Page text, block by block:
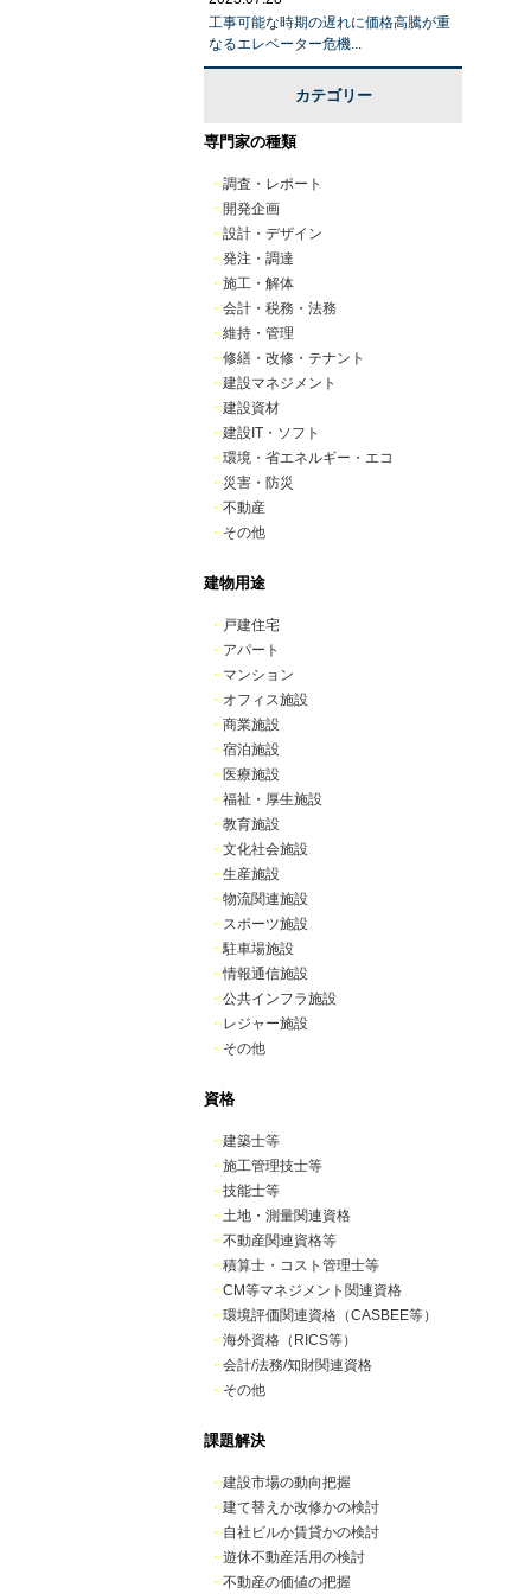
工事可能な時期の遅れに価格高騰が重
なるエレベーター危機...
カテゴリー
専門家の種類
・ 調査・レポート
・ 開発企画
・ 設計・デザイン
・ 発注・調達
・ 施工・解体
・ 会計・税務・法務
・ 維持・管理
・ 修繕・改修・テナント
・ 建設マネジメント
・ 建設資材
・ 建設IT・ソフト
・ 環境・省エネルギー・エコ
・ 災害・防災
・ 不動産
・ その他
建物用途
・ 戸建住宅
・ アパート
・ マンション
・ オフィス施設
・ 商業施設
・ 宿泊施設
・ 医療施設
・ 福祉・厚生施設
・ 教育施設
・ 文化社会施設
・ 生産施設
・ 物流関連施設
・ スポーツ施設
・駐車場施設
・情報通信施設
・ 公共インフラ施設
・ レジャー施設
・ その他
資格
・ 建築士等
・ 施工管理技士等
・ 技能士等
・ 土地・測量関連資格
・ 不動産関連資格等
・ 積算士・コスト管理士等
・ CM等マネジメント関連資格
・ 環境評価関連資格（CASBEE等）
・ 海外資格（RICS等）
・ 会計/法務/知財関連資格
・ その他
課題解決
・ 建設市場の動向把握
・ 建て替えか改修かの検討
・ 自社ビルか賃貸かの検討
・ 遊休不動産活用の検討
・ 不動産の価値の把握